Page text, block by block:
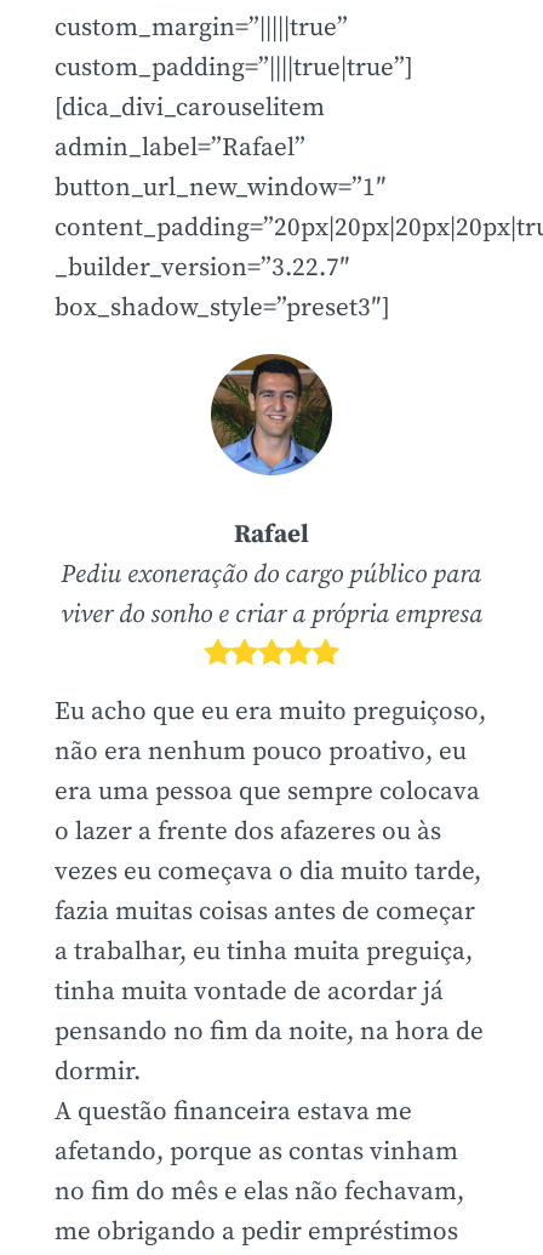
custom_margin=”|||||true”
custom_padding=”||||true|true”]
[dica_divi_carouselitem
admin_label=”Rafael”
button_url_new_window=”1″
_builder_version=”3.22.7″
box_shadow_style=”preset3″]
Rafael
Pediu exoneração do cargo público para
viver do sonho e criar a própria empresa
Eu acho que eu era muito preguiçoso,
não era nenhum pouco proativo, eu
era uma pessoa que sempre colocava
o lazer a frente dos afazeres ou às
vezes eu começava o dia muito tarde,
fazia muitas coisas antes de começar
a trabalhar, eu tinha muita preguiça,
tinha muita vontade de acordar já
pensando no fim da noite, na hora de
dormir.
A questão financeira estava me
afetando, porque as contas vinham
no fim do mês e elas não fechavam,
me obrigando a pedir empréstimos